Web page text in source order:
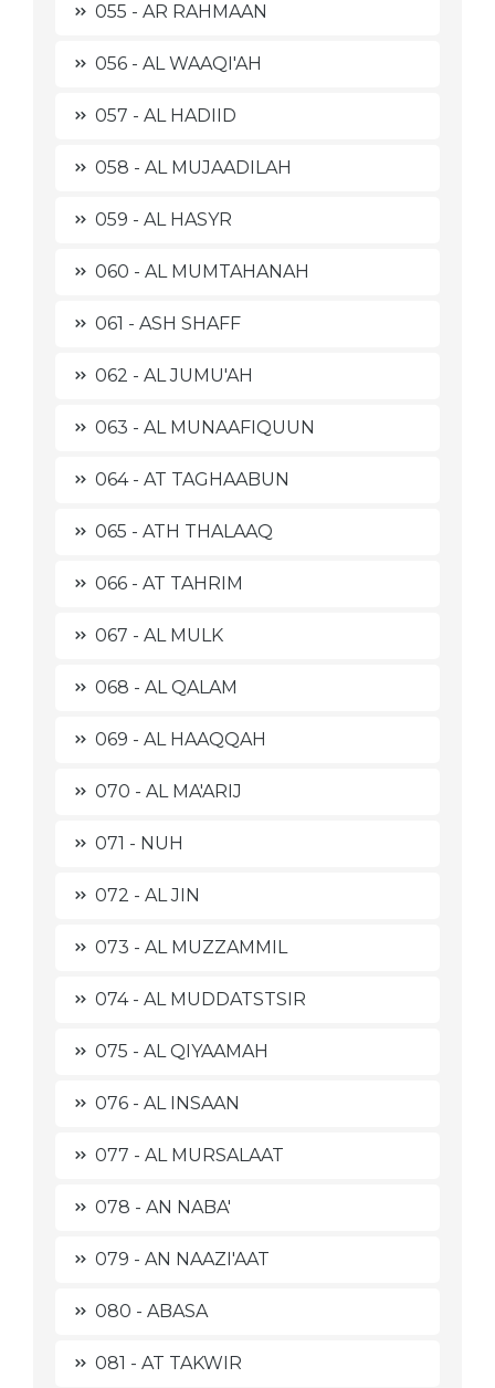
055 - AR RAHMAAN
056 - AL WAAQI'AH
057 - AL HADIID
058 - AL MUJAADILAH
059 - AL HASYR
060 - AL MUMTAHANAH
061 - ASH SHAFF
062 - AL JUMU'AH
063 - AL MUNAAFIQUUN
064 - AT TAGHAABUN
065 - ATH THALAAQ
066 - AT TAHRIM
067 - AL MULK
068 - AL QALAM
069 - AL HAAQQAH
070 - AL MA'ARIJ
071 - NUH
072 - AL JIN
073 - AL MUZZAMMIL
074 - AL MUDDATSTSIR
075 - AL QIYAAMAH
076 - AL INSAAN
077 - AL MURSALAAT
078 - AN NABA'
079 - AN NAAZI'AAT
080 - ABASA
081 - AT TAKWIR